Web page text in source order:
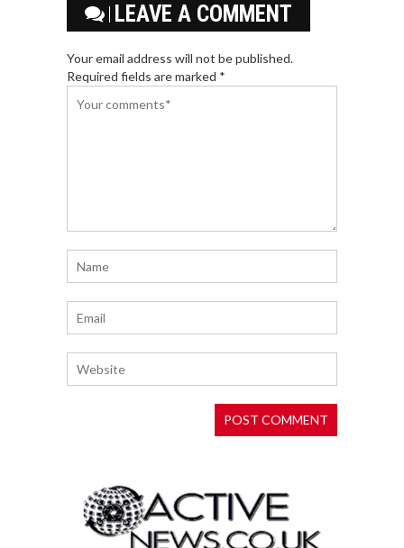
LEAVE A COMMENT
Your email address will not be published.
Required fields are marked *